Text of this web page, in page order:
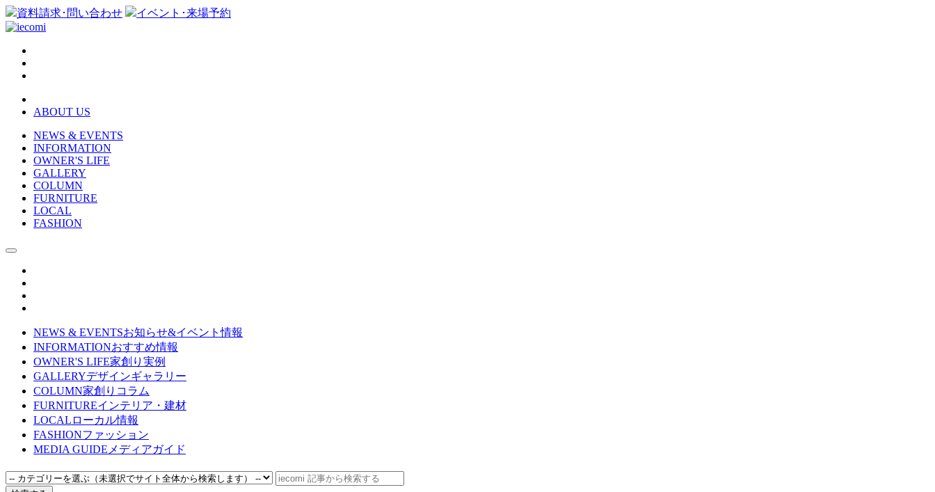
資料請求･問い合わせ イベント･来場予約
ABOUT US
NEWS & EVENTS
INFORMATION
OWNER'S LIFE
GALLERY
COLUMN
FURNITURE
LOCAL
FASHION
NEWS & EVENTSお知らせ&イベント情報
INFORMATIONおすすめ情報
OWNER'S LIFE家創り実例
GALLERYデザインギャラリー
COLUMN家創りコラム
FURNITUREインテリア・建材
LOCAL ローカル情報
FASHIONファッション
MEDIA GUIDE メディアガイド